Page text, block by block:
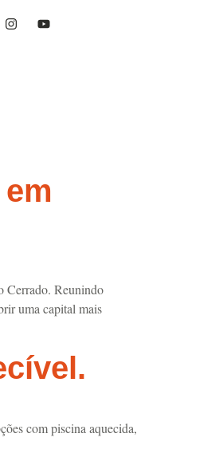
Cerrado. Reunindo
uma capital mais
com piscina aquecida,